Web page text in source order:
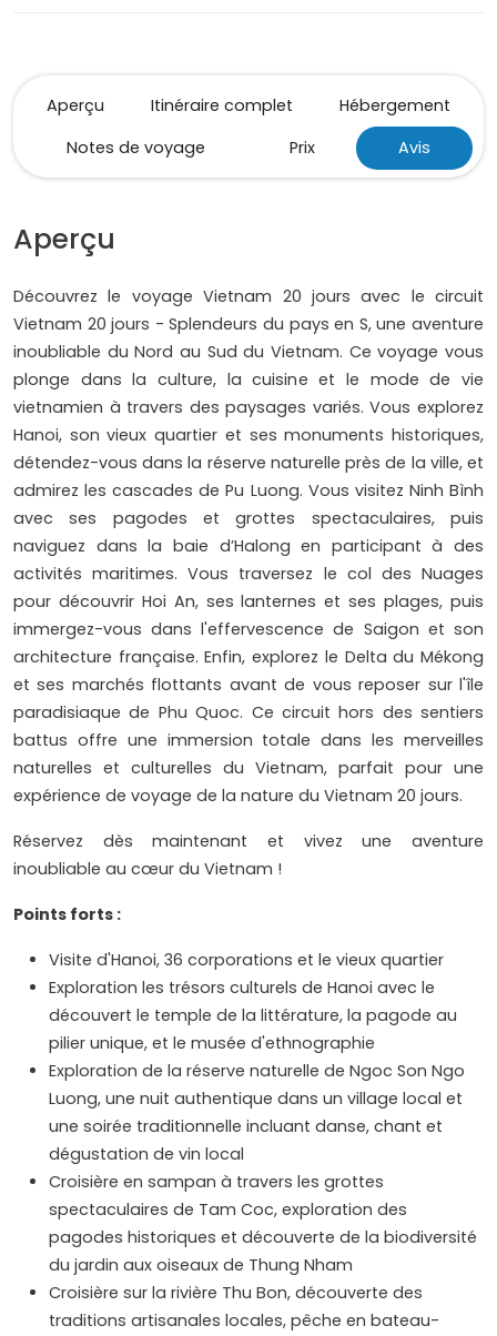
Aperçu Itinéraire complet
Hébergement
Notes de voyage
Prix Avis
Aperçu
Découvrez le voyage Vietnam 20 jours avec le circuit
Vietnam 20 jours - Splendeurs du pays en S, une aventure
inoubliable du Nord au Sud du Vietnam. Ce voyage vous
plonge dans la culture, la cuisine et le mode de vie
vietnamien à travers des paysages variés. Vous explorez
Hanoi, son vieux quartier et ses monuments historiques,
détendez-vous dans la réserve naturelle près de la ville, et
admirez les cascades de Pu Luong. Vous visitez Ninh Bình
avec ses pagodes et grottes spectaculaires, puis
naviguez dans la baie d’Halong en participant à des
activités maritimes. Vous traversez le col des Nuages
pour découvrir Hoi An, ses lanternes et ses plages, puis
immergez-vous dans l'effervescence de Saigon et son
architecture française. Enfin, explorez le Delta du Mékong
et ses marchés flottants avant de vous reposer sur l'île
paradisiaque de Phu Quoc. Ce circuit hors des sentiers
battus offre une immersion totale dans les merveilles
naturelles et culturelles du Vietnam, parfait pour une
expérience de voyage de la nature du Vietnam 20 jours.
Réservez dès maintenant et vivez une aventure
inoubliable au cœur du Vietnam !
Points forts :
Visite d'Hanoi, 36 corporations et le vieux quartier
Exploration les trésors culturels de Hanoi avec le
découvert le temple de la littérature, la pagode au
pilier unique, et le musée d'ethnographie
Exploration de la réserve naturelle de Ngoc Son Ngo
Luong, une nuit authentique dans un village local et
une soirée traditionnelle incluant danse, chant et
dégustation de vin local
Croisière en sampan à travers les grottes
spectaculaires de Tam Coc, exploration des
pagodes historiques et découverte de la biodiversité
du jardin aux oiseaux de Thung Nham
Croisière sur la rivière Thu Bon, découverte des
traditions artisanales locales, pêche en bateau-